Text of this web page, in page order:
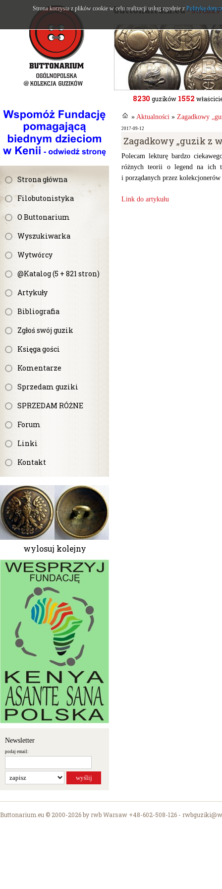
Strona główna
Filobutonistyka
O Buttonarium
Wyszukiwarka
Wytwórcy
@Katalog (5 + 821 stron)
Artykuły
Bibliografia
Zgłoś swój guzik
Księga gości
Komentarze
Sprzedam guziki
SPRZEDAM RÓŻNE
Forum
Linki
Kontakt
wylosuj kolejny
Newsletter
podaj email:
buttonarium.eu- Strona
8230 guzików 1552
» Aktualności » Zagadkowy
2017-09-12
Zagadkowy „guzik z
Polecam lekturę bardzo
różnych teorii o legend na ich
i porządanych przez
Link do artykułu
Buttonarium.eu © 2000-2026 by rwb Warsaw +48-602-508-126 -
Strona korzysta z plików cookie w celu realizacji usług zgodnie z Polityką